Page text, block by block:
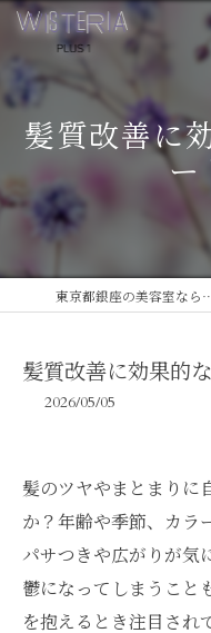
髪質改善に
ー
東京都銀座の美容室
髪質改善に効果的
2026/05/05
髪のツヤやまとまりに
か？年齢や季節、カラ
パサつきや広がりが気
鬱になってしまうこと
を抱えるとき注目され